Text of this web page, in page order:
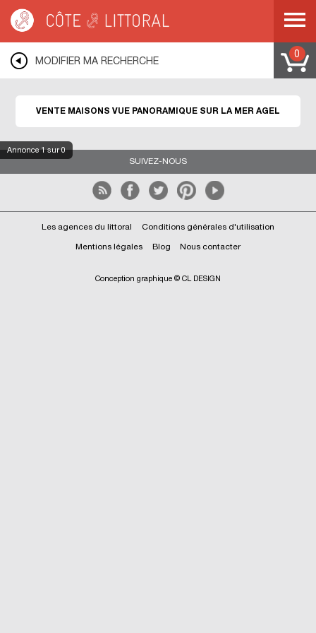
panoramique>MEDITERRANEE > LANGUEDOC ROUSSILLON HERAULT>
AGEL
MODIFIER MA RECHERCHE
0
Annonce1sur 0
VENTE MAISONS VUE PANORAMIQUE SUR LA MER AGEL
SUIVEZ-NOUS
Les agences du littoral Conditions générales d'utilisation
Mentions légales Blog Nous contacter
Conception graphique © CL DESIGN